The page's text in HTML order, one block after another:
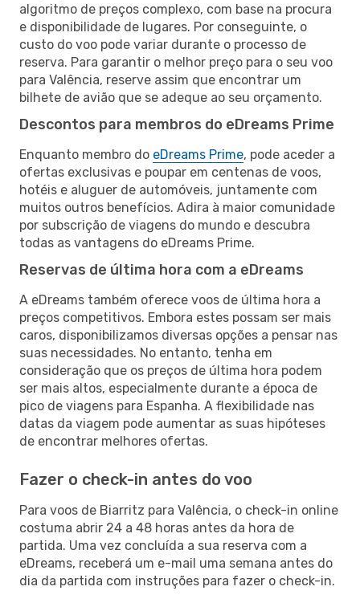
algoritmo de preços complexo, com base na procura
e disponibilidade de lugares. Por conseguinte, o
custo do voo pode variar durante o processo de
reserva. Para garantir o melhor preço para o seu voo
para Valência, reserve assim que encontrar um
bilhete de avião que se adeque ao seu orçamento.
Descontos para membros do eDreams Prime
Enquanto membro do eDreams Prime, pode aceder a
ofertas exclusivas e poupar em centenas de voos,
hotéis e aluguer de automóveis, juntamente com
muitos outros benefícios. Adira à maior comunidade
por subscrição de viagens do mundo e descubra
todas as vantagens do eDreams Prime.
Reservas de última hora com a eDreams
A eDreams também oferece voos de última hora a
preços competitivos. Embora estes possam ser mais
caros, disponibilizamos diversas opções a pensar nas
suas necessidades. No entanto, tenha em
consideração que os preços de última hora podem
ser mais altos, especialmente durante a época de
pico de viagens para Espanha. A flexibilidade nas
datas da viagem pode aumentar as suas hipóteses
de encontrar melhores ofertas.
Fazer o check-in antes do voo
Para voos de Biarritz para Valência, o check-in online
costuma abrir 24 a 48 horas antes da hora de
partida. Uma vez concluída a sua reserva com a
eDreams, receberá um e-mail uma semana antes do
dia da partida com instruções para fazer o check-in.